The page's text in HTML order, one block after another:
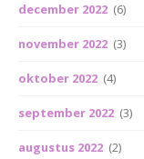
december 2022 (6)
november 2022 (3)
oktober 2022 (4)
september 2022 (3)
augustus 2022 (2)